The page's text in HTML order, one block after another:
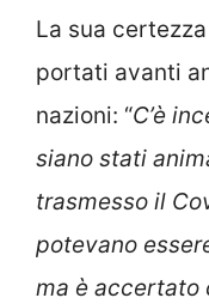
La sua
portati avanti
nazioni: “C’è
siano stati
trasmesso il
potevano
ma è accertato